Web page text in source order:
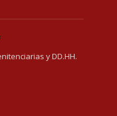
y DD.HH.